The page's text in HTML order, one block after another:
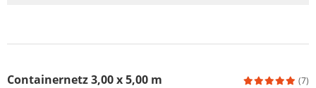
Containernetz 3,00 x 5,00 m (7)